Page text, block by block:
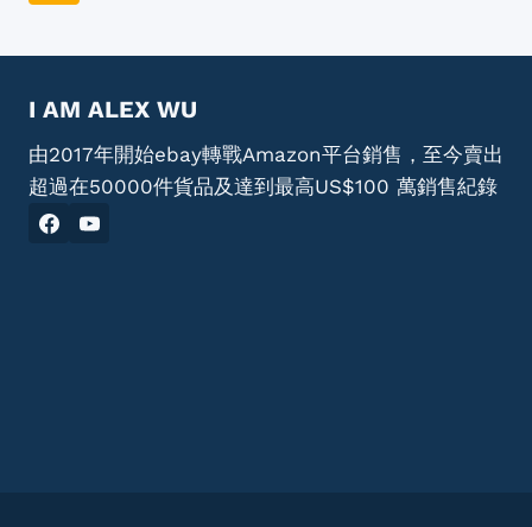
趨
與
略
分
析
I AM ALEX WU
由2017年開始ebay轉戰Amazon平台銷售，至今賣出
超過在50000件貨品及達到最高US$100 萬銷售紀錄